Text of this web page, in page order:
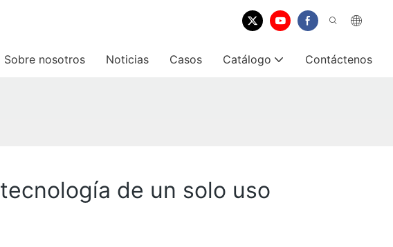
Sobre nosotros Noticias Casos Catálogo Contáctenos
de un solo uso